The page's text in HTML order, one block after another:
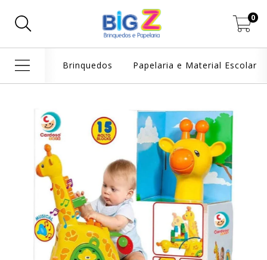
0
Brinquedos Papelaria e Material Escolar